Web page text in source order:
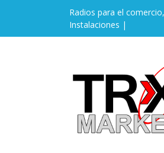
Radios para el
Instalaciones |